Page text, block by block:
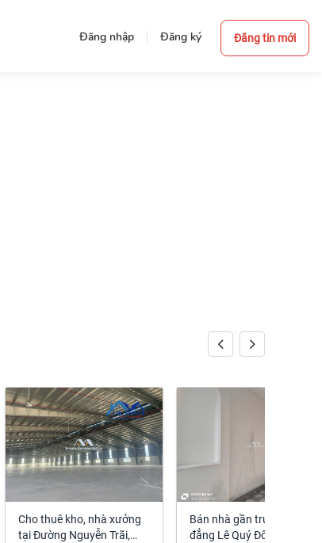
Đăng nhập Đăng ký Đăng tin mới
Cho thuê kho, nhà xưởng
tại Đường Nguyễn Trãi,
Bán nhà gần trường cao
đẳng Lê Quý Đôn phường